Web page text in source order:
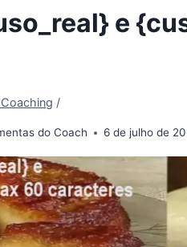
e
/
do Coach 6 de julho de